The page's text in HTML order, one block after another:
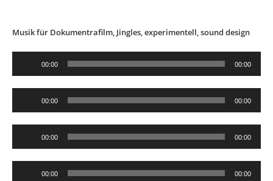
Musik für Dokumentrafilm, Jingles, experimentell, sound design
00:00 00:00
00:00 00:00
00:00 00:00
00:00 00:00